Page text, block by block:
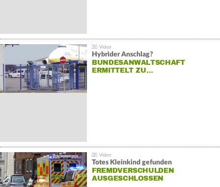
Hybrider Anschlag?
BUNDESANWALTSCHAFT
ERMITTELT ZU…
Totes Kleinkind gefunden
FREMDVERSCHULDEN
AUSGESCHLOSSEN